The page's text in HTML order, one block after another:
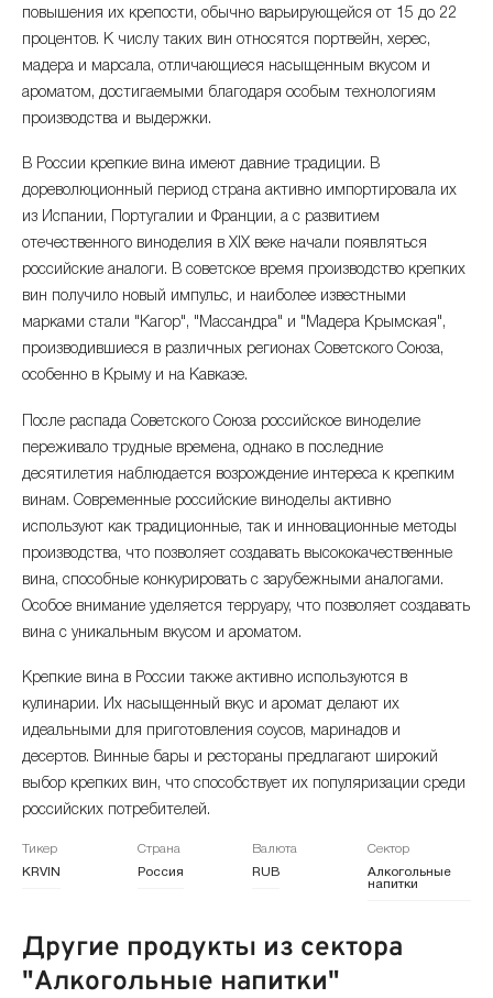
сентябрь 2025 935.81 ₽ +0.24%
август 2025 933.6 ₽ +0.13%
июль 2025 932.35 ₽
июнь 2025 920.81 ₽ +0.86%
май 2025 912.94 ₽ +0.83%
апрель 2025 905.4 ₽ +1.18%
март 2025 894.88 ₽ +1.48%
февраль 2025 881.79 ₽
январь 2025 844.05 ₽ +2.93%
декабрь 2024 820.06 ₽ +0.85%
ноябрь 2024 813.12 ₽ +0.38%
октябрь 2024 810.06 ₽ +0.6%
805.23 ₽
август 2024 796.84 ₽ +0.55%
июль 2024 792.51 ₽ +1.1%
июнь 2024 783.91 ₽
апрель 2024
февраль 2024 765.01 ₽ +0.73%
повышения их крепости, обычно варьирующейся от 15 до 22
процентов. К числу таких вин относятся портвейн, херес,
мадера и марсала, отличающиеся насыщенным вкусом и
ароматом, достигаемыми благодаря особым технологиям
производства и выдержки.
В России крепкие вина имеют давние традиции. В
дореволюционный период страна активно импортировала их
из Испании, Португалии и Франции, а с развитием
отечественного виноделия в XIX веке начали появляться
российские аналоги. В советское время производство крепких
вин получило новый импульс, и наиболее известными
марками стали "Кагор", "Массандра" и "Мадера Крымская",
производившиеся в различных регионах Советского Союза,
особенно в Крыму и на Кавказе.
После распада Советского Союза российское виноделие
переживало трудные времена, однако в последние
десятилетия наблюдается возрождение интереса к крепким
винам. Современные российские виноделы активно
используют как традиционные, так и инновационные методы
производства, что позволяет создавать высококачественные
вина, способные конкурировать с зарубежными аналогами.
Особое внимание уделяется терруару, что позволяет создавать
вина с уникальным вкусом и ароматом.
Крепкие вина в России также активно используются в
кулинарии. Их насыщенный вкус и аромат делают их
идеальными для приготовления соусов, маринадов и
десертов. Винные бары и рестораны предлагают широкий
выбор крепких вин, что способствует их популяризации среди
российских потребителей.
Тикер Страна Валюта Сектор
KRVIN Россия RUB
Алкогольные
напитки
Другие продукты из сектора
"Алкогольные напитки"